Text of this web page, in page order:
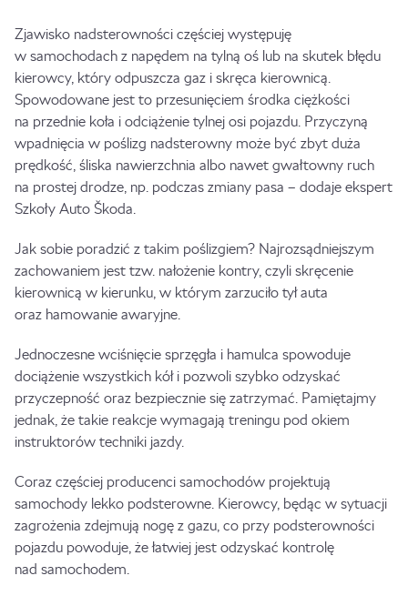
Zjawisko nadsterowności częściej występuję
w samochodach z napędem na tylną oś lub na skutek błędu
kierowcy, który odpuszcza gaz i skręca kierownicą.
Spowodowane jest to przesunięciem środka ciężkości
na przednie koła i odciążenie tylnej osi pojazdu. Przyczyną
wpadnięcia w poślizg nadsterowny może być zbyt duża
prędkość, śliska nawierzchnia albo nawet gwałtowny ruch
na prostej drodze, np. podczas zmiany pasa – dodaje ekspert
Szkoły Auto Škoda.
Jak sobie poradzić z takim poślizgiem? Najrozsądniejszym
zachowaniem jest tzw. nałożenie kontry, czyli skręcenie
kierownicą w kierunku, w którym zarzuciło tył auta
oraz hamowanie awaryjne.
Jednoczesne wciśnięcie sprzęgła i hamulca spowoduje
dociążenie wszystkich kół i pozwoli szybko odzyskać
przyczepność oraz bezpiecznie się zatrzymać. Pamiętajmy
jednak, że takie reakcje wymagają treningu pod okiem
instruktorów techniki jazdy.
Coraz częściej producenci samochodów projektują
samochody lekko podsterowne. Kierowcy, będąc w sytuacji
zagrożenia zdejmują nogę z gazu, co przy podsterowności
pojazdu powoduje, że łatwiej jest odzyskać kontrolę
nad samochodem.